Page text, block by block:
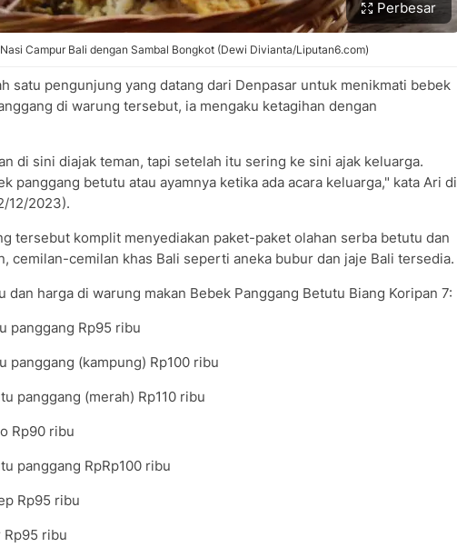
Perbesar
Campur Bali dengan Sambal Bongkot (Dewi Divianta/Liputan6.com)
satu pengunjung yang datang dari Denpasar untuk menikmati bebek
di warung tersebut, ia mengaku ketagihan dengan
di sini diajak teman, tapi setelah itu sering ke sini ajak keluarga.
panggang betutu atau ayamnya ketika ada acara keluarga," kata Ari di
12/2023).
tersebut komplit menyediakan paket-paket olahan serba betutu dan
cemilan-cemilan khas Bali seperti aneka bubur dan jaje Bali tersedia.
dan harga di warung makan Bebek Panggang Betutu Biang Koripan 7:
panggang Rp95 ribu
panggang (kampung) Rp100 ribu
panggang (merah) Rp110 ribu
Rp90 ribu
panggang RpRp100 ribu
Rp95 ribu
Rp95 ribu